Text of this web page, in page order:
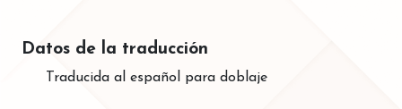
Datos de la traducción
Traducida al español para doblaje